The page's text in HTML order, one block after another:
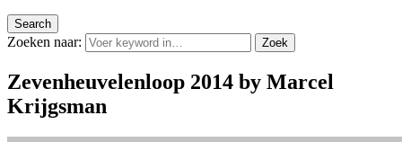
Search
Zoeken naar: Zoek
Zevenheuvelenloop 2014 by Marcel
Krijgsman